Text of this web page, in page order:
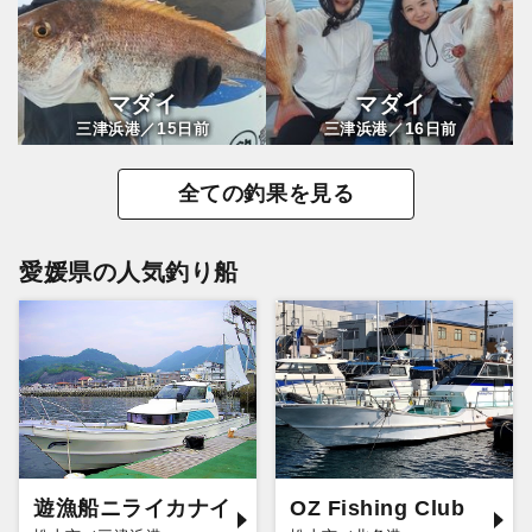
マダイ
三津浜港／15日前
マダイ
三津浜港／16日前
全ての釣果を見る
愛媛県の人気釣り船
遊漁船ニライカナイ OZ Fishing Club